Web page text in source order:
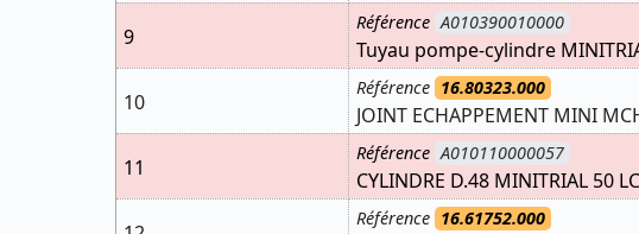
9
Référence A010390010000
Tuyau pompe-cylindre
10
Référence 16.80323.000
JOINT ECHAPPEMENT MINI
11
Référence A010110000057
CYLINDRE D.48 MINITRIAL 50
Référence 16.61752.000